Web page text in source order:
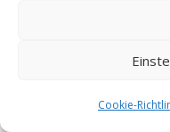
Cookie-
Monteurzimmer
Monteurzimmer
Monteurzimmer